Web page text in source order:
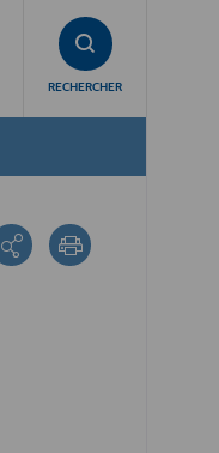
RECHERCHER